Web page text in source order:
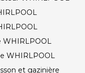
WHIRLPOOL
WHIRLPOOL
et gazinière